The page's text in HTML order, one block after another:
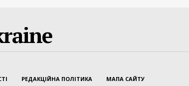
РЕДАКЦІЙНА ПОЛІТИКА МАПА САЙТУ